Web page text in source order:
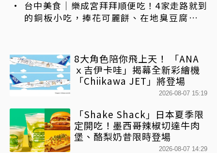
台中美食｜樂成宮拜拜順便吃！4家走路就到
的銅板小吃，捧花可麗餅、在地臭豆腐、烤
8大角色陪你飛上天！ 「ANA
ｘ吉伊卡哇」揭幕全新彩繪機
「Chiikawa JET」將登場
2026-08-07 15:19
「Shake Shack」日本夏季限
定開吃！墨西哥辣椒切達牛肉
堡、酪梨奶昔限時登場
2026-08-07 14:29